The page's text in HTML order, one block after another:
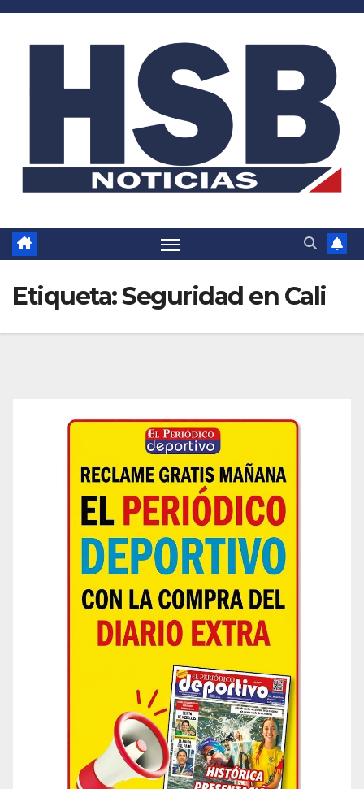
Saltar
Etiqueta:Seguridad en Cali